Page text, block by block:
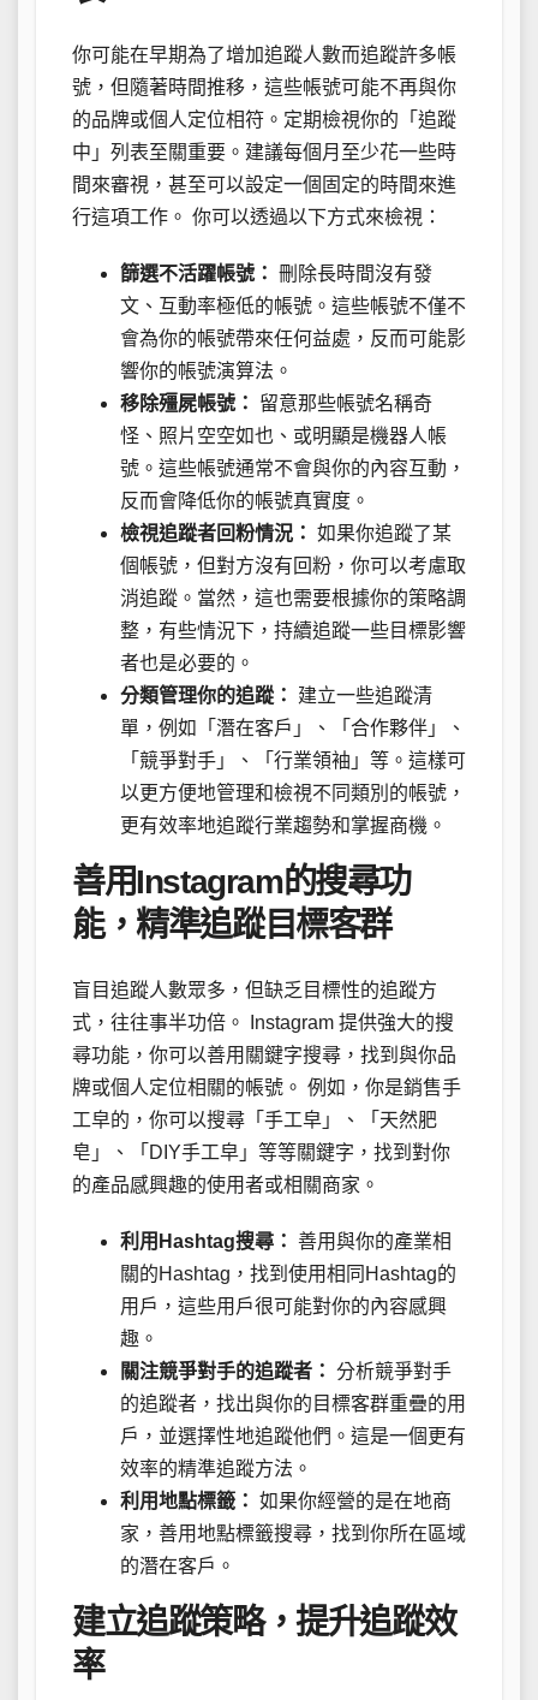
你可能在早期為了增加追蹤人數而追蹤許多帳
號，但隨著時間推移，這些帳號可能不再與你
的品牌或個人定位相符。定期檢視你的「追蹤
中」列表至關重要。建議每個月至少花一些時
間來審視，甚至可以設定一個固定的時間來進
行這項工作。 你可以透過以下方式來檢視：
篩選不活躍帳號： 刪除長時間沒有發
文、互動率極低的帳號。這些帳號不僅不
會為你的帳號帶來任何益處，反而可能影
響你的帳號演算法。
移除殭屍帳號：
留意那些帳號名稱奇
怪、照片空空如也、或明顯是機器人帳
號。這些帳號通常不會與你的內容互動，
反而會降低你的帳號真實度。
檢視追蹤者回粉情況： 如果你追蹤了某
個帳號，但對方沒有回粉，你可以考慮取
消追蹤。當然，這也需要根據你的策略調
整，有些情況下，持續追蹤一些目標影響
者也是必要的。
分類管理你的追蹤：
建立一些追蹤清
單，例如「潛在客戶」、「合作夥伴」、
「競爭對手」、「行業領袖」等。這樣可
以更方便地管理和檢視不同類別的帳號，
更有效率地追蹤行業趨勢和掌握商機。
善用Instagram的搜尋功
能，精準追蹤目標客群
盲目追蹤人數眾多，但缺乏目標性的追蹤方
式，往往事半功倍。 Instagram 提供強大的搜
尋功能，你可以善用關鍵字搜尋，找到與你品
牌或個人定位相關的帳號。 例如，你是銷售手
工皁的，你可以搜尋「手工皁」、「天然肥
皂」、「DIY手工皁」等等關鍵字，找到對你
的產品感興趣的使用者或相關商家。
利用Hashtag搜尋： 善用與你的產業相
關的Hashtag，找到使用相同Hashtag的
用戶，這些用戶很可能對你的內容感興
趣。
關注競爭對手的追蹤者： 分析競爭對手
的追蹤者，找出與你的目標客群重疊的用
戶，並選擇性地追蹤他們。這是一個更有
效率的精準追蹤方法。
利用地點標籤： 如果你經營的是在地商
家，善用地點標籤搜尋，找到你所在區域
的潛在客戶。
建立追蹤策略，提升追蹤效
率